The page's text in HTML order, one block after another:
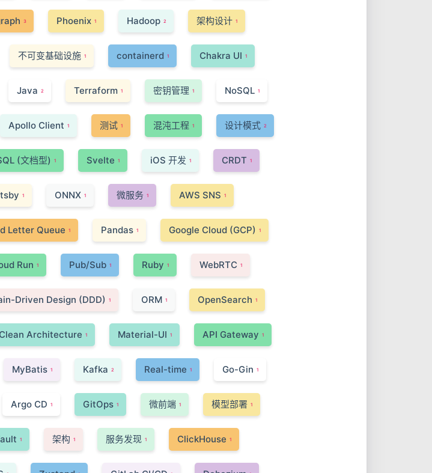
3 Phoenix 1 Hadoop 2 架构设计 1
不可变基础设施 1 containerd 1 Chakra UI 1
Java 2 Terraform 1 密钥管理 1 NoSQL 1
Apollo Client 1 测试 1 混沌工程 1 设计模式 2
(文档型) 1 Svelte 1 iOS 开发 1 CRDT 1
1 ONNX 1 微服务 1 AWS SNS 1
Letter Queue 1 Pandas 1 Google Cloud (GCP) 1
Run 1 Pub/Sub 1 Ruby 1 WebRTC 1
Driven Design (DDD) 1 ORM 1 OpenSearch 1
Clean Architecture 1 Material-UI 1 API Gateway 1
MyBatis 1 Kafka 2 Real-time 1 Go-Gin 1
Argo CD 1 GitOps 1 微前端 1 模型部署 1
1 架构 1 服务发现 1 ClickHouse 1